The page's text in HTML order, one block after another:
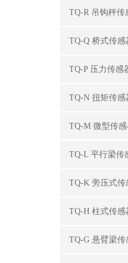
TQ-R 吊钩秤传
TQ-Q 桥式传感
TQ-P 压力传感
TQ-N 扭矩传感
TQ-M 微型传感
TQ-L 平行梁传
TQ-K 旁压式传
TQ-H 柱式传感
TQ-G 悬臂梁传